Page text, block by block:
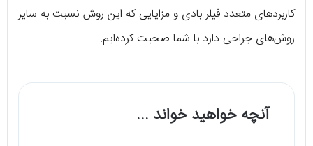
کاربردهای متعدد فیلر بادی و مزایایی که این روش نسبت به سایر
روش‌های جراحی دارد با شما صحبت کرده‌ایم.
آنچه خواهید خواند ...